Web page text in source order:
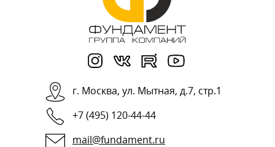
г. Москва, ул. Мытная, д.7, стр.1
+7 (495) 120-44-44
mail@fundament.ru